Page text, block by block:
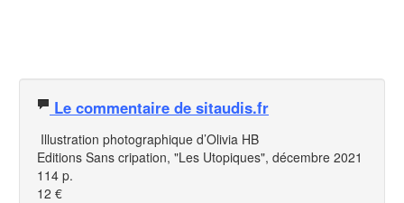
Le commentaire de sitaudis.fr
Illustration photographique d’Olivia HB
Editions Sans cripation, "Les Utopiques", décembre 2021
114 p.
12 €